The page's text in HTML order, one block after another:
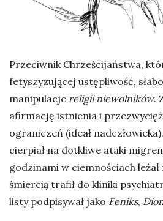
Przeciwnik Chrześcijaństwa,
fetyszyzującej ustępliwość,
manipulacje religii niewolników.
afirmację istnienia i
ograniczeń (ideał
cierpiał na dotkliwe ataki
godzinami w ciemnościach
śmiercią trafił do kliniki
listy podpisywał jako Feniks,